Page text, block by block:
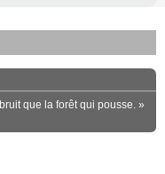
que la forêt qui pousse. »